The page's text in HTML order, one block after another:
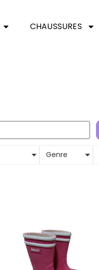
CHAUSSURES
Genre